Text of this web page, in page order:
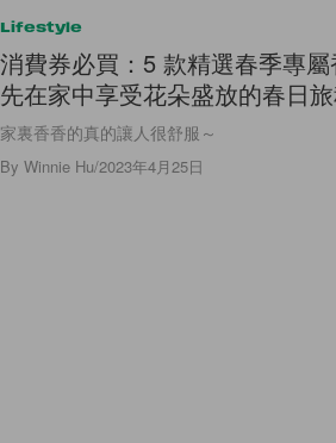
Lifestyle
消費券必買：5 款精選春季專
先在家中享受花朵盛放的春日旅
家裏香香的真的讓人很舒服～
By Winnie Hu/2023年4月25日